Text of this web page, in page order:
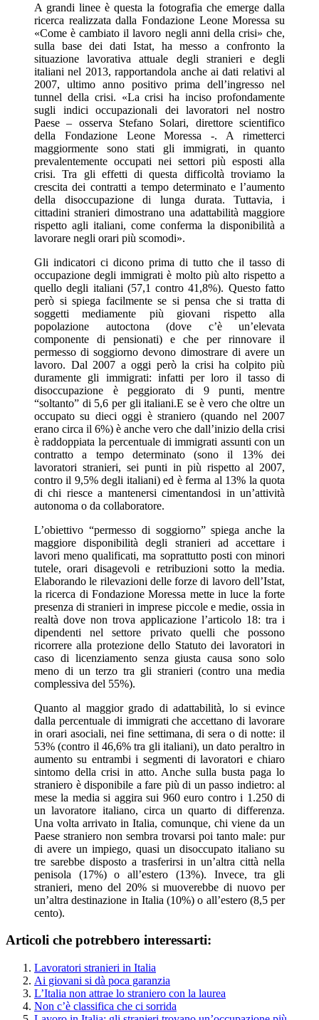
A grandi linee è questa la fotografia che emerge dalla
ricerca realizzata dalla Fondazione Leone Moressa su
«Come è cambiato il lavoro negli anni della crisi» che,
sulla base dei dati Istat, ha messo a confronto la
situazione lavorativa attuale degli stranieri e degli
italiani nel 2013, rapportandola anche ai dati relativi al
2007, ultimo anno positivo prima dell’ingresso nel
tunnel della crisi. «La crisi ha inciso profondamente
sugli indici occupazionali dei lavoratori nel nostro
Paese – osserva Stefano Solari, direttore scientifico
della Fondazione Leone Moressa -. A rimetterci
maggiormente sono stati gli immigrati, in quanto
prevalentemente occupati nei settori più esposti alla
crisi. Tra gli effetti di questa difficoltà troviamo la
crescita dei contratti a tempo determinato e l’aumento
della disoccupazione di lunga durata. Tuttavia, i
cittadini stranieri dimostrano una adattabilità maggiore
rispetto agli italiani, come conferma la disponibilità a
lavorare negli orari più scomodi».
Gli indicatori ci dicono prima di tutto che il tasso di
occupazione degli immigrati è molto più alto rispetto a
quello degli italiani (57,1 contro 41,8%). Questo fatto
però si spiega facilmente se si pensa che si tratta di
soggetti mediamente più giovani rispetto alla
popolazione autoctona (dove c’è un’elevata
componente di pensionati) e che per rinnovare il
permesso di soggiorno devono dimostrare di avere un
lavoro. Dal 2007 a oggi però la crisi ha colpito più
duramente gli immigrati: infatti per loro il tasso di
disoccupazione è peggiorato di 9 punti, mentre
“soltanto” di 5,6 per gli italiani.E se è vero che oltre un
occupato su dieci oggi è straniero (quando nel 2007
erano circa il 6%) è anche vero che dall’inizio della crisi
è raddoppiata la percentuale di immigrati assunti con un
contratto a tempo determinato (sono il 13% dei
lavoratori stranieri, sei punti in più rispetto al 2007,
contro il 9,5% degli italiani) ed è ferma al 13% la quota
di chi riesce a mantenersi cimentandosi in un’attività
autonoma o da collaboratore.
L’obiettivo “permesso di soggiorno” spiega anche la
maggiore disponibilità degli stranieri ad accettare i
lavori meno qualificati, ma soprattutto posti con minori
tutele, orari disagevoli e retribuzioni sotto la media.
Elaborando le rilevazioni delle forze di lavoro dell’Istat,
la ricerca di Fondazione Moressa mette in luce la forte
presenza di stranieri in imprese piccole e medie, ossia in
realtà dove non trova applicazione l’articolo 18: tra i
dipendenti nel settore privato quelli che possono
ricorrere alla protezione dello Statuto dei lavoratori in
caso di licenziamento senza giusta causa sono solo
meno di un terzo tra gli stranieri (contro una media
complessiva del 55%).
Quanto al maggior grado di adattabilità, lo si evince
dalla percentuale di immigrati che accettano di lavorare
in orari asociali, nei fine settimana, di sera o di notte: il
53% (contro il 46,6% tra gli italiani), un dato peraltro in
aumento su entrambi i segmenti di lavoratori e chiaro
sintomo della crisi in atto. Anche sulla busta paga lo
straniero è disponibile a fare più di un passo indietro: al
mese la media si aggira sui 960 euro contro i 1.250 di
un lavoratore italiano, circa un quarto di differenza.
Una volta arrivato in Italia, comunque, chi viene da un
Paese straniero non sembra trovarsi poi tanto male: pur
di avere un impiego, quasi un disoccupato italiano su
tre sarebbe disposto a trasferirsi in un’altra città nella
penisola (17%) o all’estero (13%). Invece, tra gli
stranieri, meno del 20% si muoverebbe di nuovo per
un’altra destinazione in Italia (10%) o all’estero (8,5 per
cento).
Articoli che potrebbero interessarti:
Lavoratori stranieri in Italia
Ai giovani si dà poca garanzia
L’Italia non attrae lo straniero con la laurea
Non c’è classifica che ci sorrida